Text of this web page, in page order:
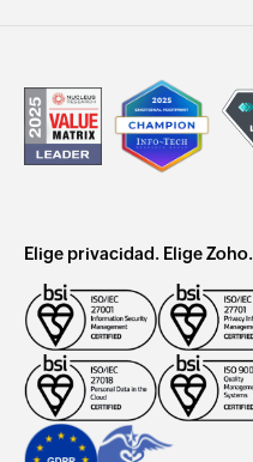
Elige privacidad. Elige Zoho.